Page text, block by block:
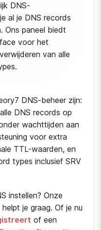
DNS-
al je DNS records
Ons paneel biedt
voor het
van alle
DNS-beheer zijn:
DNS records op
wachttijden aan
voor extra
TTL-waarden, en
types inclusief SRV
instellen? Onze
je graag. Of je nu
of een